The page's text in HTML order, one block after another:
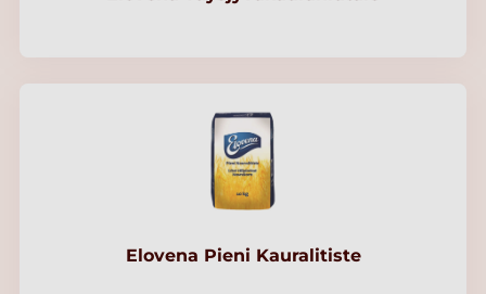
Elovena Pieni Kauralitiste